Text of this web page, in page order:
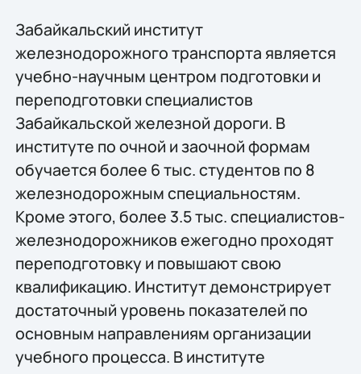
Забайкальский институт
железнодорожного транспорта является
учебно-научным центром подготовки и
переподготовки специалистов
Забайкальской железной дороги. В
институте по очной и заочной формам
обучается более 6 тыс. студентов по 8
железнодорожным специальностям.
Кроме этого, более 3.5 тыс. специалистов-
железнодорожников ежегодно проходят
переподготовку и повышают свою
квалификацию. Институт демонстрирует
достаточный уровень показателей по
основным направлениям организации
учебного процесса. В институте